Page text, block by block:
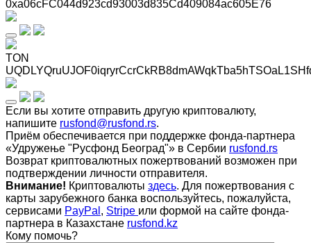
0xa06cFC044d923cd93003d835Cd409084ac605E76
TON
Если вы хотите отправить другую криптовалюту,
напишите rusfond@rusfond.rs.
Приём обеспечивается при поддержке фонда-партнера
«Удружење "Русфонд Београд"» в Сербии rusfond.rs
Возврат криптовалютных пожертвований возможен при
подтверждении личности отправителя.
Внимание! Криптовалюты здесь. Для пожертвования с
карты зарубежного банка воспользуйтесь, пожалуйста,
сервисами PayPal , Stripe или формой на сайте фонда-
партнера в Казахстане rusfond.kz
Кому помочь?